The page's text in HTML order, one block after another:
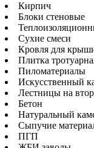
Кирпич
Блоки стеновые
Сухие смеси
Кровля для
Плитка
Пиломатериалы
Искусственный
Лестницы на
Бетон
Натуральный
Сыпучие
ПГП